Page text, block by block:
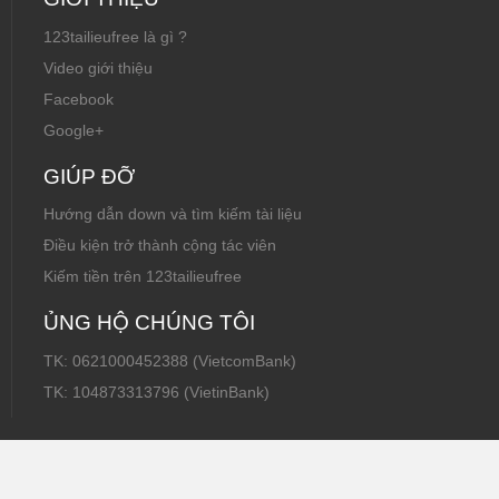
123tailieufree là gì ?
Video giới thiệu
Facebook
Google+
GIÚP ĐỠ
Hướng dẫn down và tìm kiếm tài liệu
Điều kiện trở thành cộng tác viên
Kiếm tiền trên 123tailieufree
ỦNG HỘ CHÚNG TÔI
TK: 0621000452388 (VietcomBank)
TK: 104873313796 (VietinBank)